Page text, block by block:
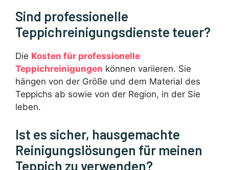
Sind professionelle
Teppichreinigungsdienste teuer?
Die Kosten für professionelle
Teppichreinigungen können variieren. Sie
hängen von der Größe und dem Material des
Teppichs ab sowie von der Region, in der Sie
leben.
Ist es sicher, hausgemachte
Reinigungslösungen für meinen
Teppich zu verwenden?